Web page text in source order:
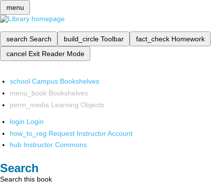
menu
search Search build_circle Toolbar fact_check Homework
cancel Exit Reader Mode
school Campus Bookshelves
menu_book Bookshelves
perm_media Learning Objects
login Login
how_to_reg Request Instructor Account
hub Instructor Commons
Search
Search this book